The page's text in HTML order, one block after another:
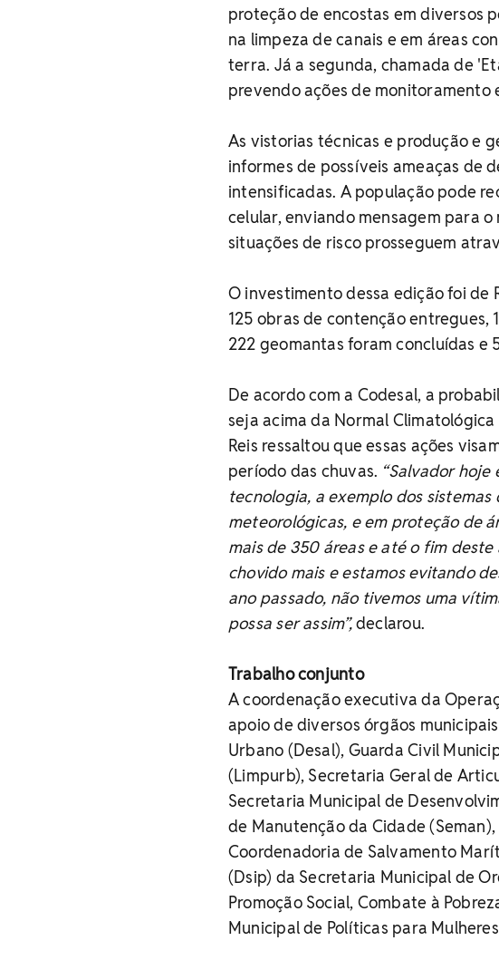
proteção de encostas em diversos
na limpeza de canais e em áreas
terra. Já a segunda, chamada de
prevendo ações de monitoramento
As vistorias técnicas e produção e
informes de possíveis ameaças de
intensificadas. A população pode
celular, enviando mensagem para o
situações de risco prosseguem
O investimento dessa edição foi de
125 obras de contenção entregues,
222 geomantas foram concluídas e
De acordo com a Codesal, a
seja acima da Normal
Reis ressaltou que essas ações
período das chuvas. “Salvador
tecnologia, a exemplo dos
meteorológicas, e em proteção de
mais de 350 áreas e até o fim
chovido mais e estamos evitando
ano passado, não tivemos uma
possa ser assim”,declarou.
Trabalho conjunto
A coordenação executiva da
apoio de diversos órgãos
Urbano (Desal), Guarda Civil
(Limpurb), Secretaria Geral de
Secretaria Municipal de
de Manutenção da Cidade
Coordenadoria de Salvamento
(Dsip) da Secretaria Municipal de
Promoção Social, Combate à
Municipal de Políticas para